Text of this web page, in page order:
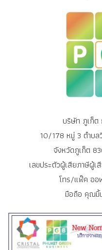
บริษัท ภูเก็ต
10/178 หมู่ 3 ตำบล
จังหวัดภูเก็ต
เลขประตัวผู้เสียภาษีผู้
โทร/แฟ็ค อ
มือถือ คุณ